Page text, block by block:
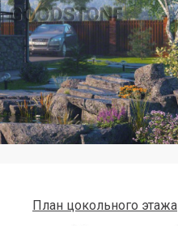
План цокольного этажа